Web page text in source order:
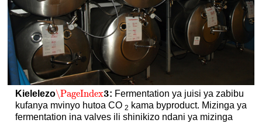
Kielelezo\PageIndex3
\PageIndex3: Fermentation ya juisi ya zabibu
kufanya mvinyo hutoa CO 2 kama byproduct. Mizinga ya
fermentation ina valves ili shinikizo ndani ya mizinga